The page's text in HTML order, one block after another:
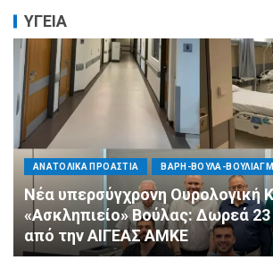
ΥΓΕΙΑ
ΠΟΛΙΤΙΚΗ ΤΡΟΠΟΣ ΖΩΗΣ ΥΓΕΙΑ
«Ημέρα Καρδιάς»: Μια
πρόληψης από τη ΔΗΜ.ΤΟ. Νέας
Φιλαδέλφειας – Νέας